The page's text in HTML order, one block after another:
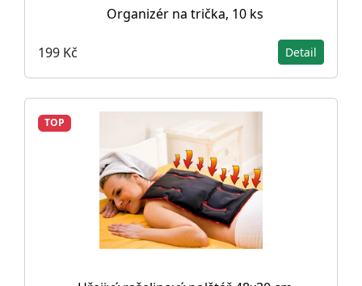
Organizér na trička, 10 ks
199 Kč Detail
TOP